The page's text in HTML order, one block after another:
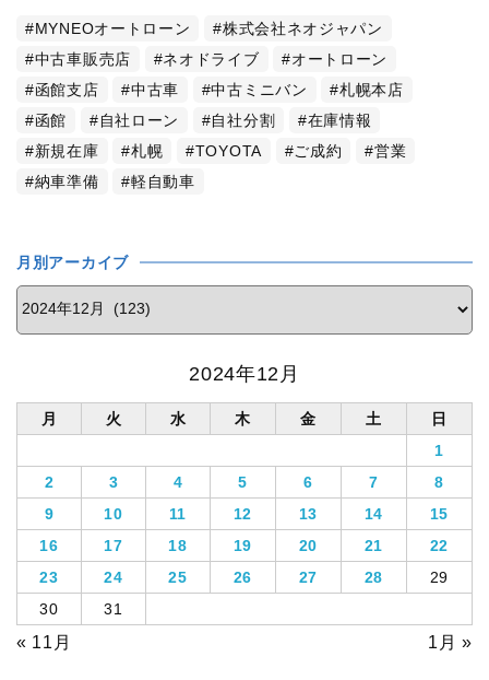
MYNEOオートローン
株式会社ネオジャパン
中古車販売店
ネオドライブ
オートローン
函館支店
中古車 中古ミニバン
札幌本店
函館
自社ローン 自社分割
在庫情報
新規在庫
札幌 TOYOTA ご成約
営業
納車準備
軽自動車
月別アーカイブ
2024年12月
月 火 水 木 金 土
日
1
2
3 4 5 6 7
8
9
10 11 12 13 14
15
16
17 18 19 20 21
22
23
24 25 26 27 28
29
30
31
« 11月 1月 »